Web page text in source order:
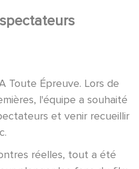
Toute Épreuve. Lors de
l'équipe a souhaité
et venir recueillir
réelles, tout a été